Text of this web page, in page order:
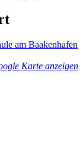
am Baakenhafen
Karte anzeigen